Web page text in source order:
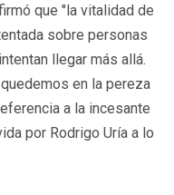
que "la vitalidad de
sobre personas
llegar más allá.
en la pereza
a la incesante
por Rodrigo Uría a lo